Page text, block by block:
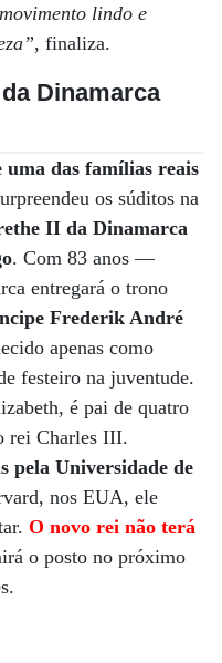
lindo e
, finaliza.
Dinamarca
uma das famílias reais
os súditos na
II da Dinamarca
. Com 83 anos —
entregará o trono
Frederik André
apenas como
festeiro na juventude.
é pai de quatro
rei Charles III.
pela Universidade de
nos EUA, ele
O novo rei não terá
o posto no próximo